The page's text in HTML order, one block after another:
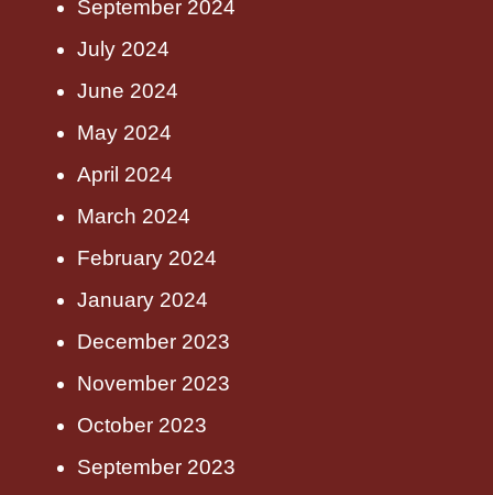
September 2024
July 2024
June 2024
May 2024
April 2024
March 2024
February 2024
January 2024
December 2023
November 2023
October 2023
September 2023